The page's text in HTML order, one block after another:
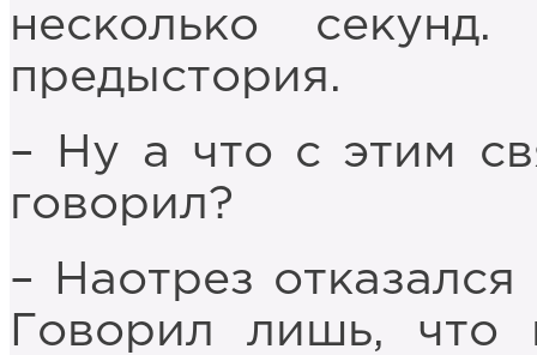
несколько
предыстория.
– Ну а что с этим
говорил?
– Наотрез
Говорил лишь,